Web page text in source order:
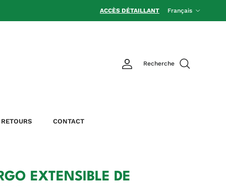
ACCÈS DÉTAILLANT Français
Recherche
RETOURS CONTACT
EXTENSIBLE DE